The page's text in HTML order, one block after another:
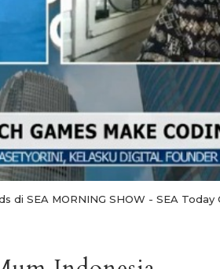
di SEA MORNING SHOW - SEA Today